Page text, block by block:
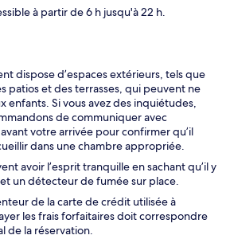
à partir de 6 h jusqu'à 22 h.
dispose d’espaces extérieurs, tels que
patios et des terrasses, qui peuvent ne
enfants. Si vous avez des inquiétudes,
de communiquer avec
votre arrivée pour confirmer qu’il
dans une chambre appropriée.
avoir l’esprit tranquille en sachant qu’il y
un détecteur de fumée sur place.
de la carte de crédit utilisée à
les frais forfaitaires doit correspondre
de la réservation.